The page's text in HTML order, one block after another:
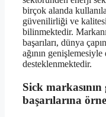
birçok alanda
güvenilirliği ve
bilinmektedir.
başarıları, dünya
ağının genişlemesiyle
desteklenmektedir.
Sick
başarılarına